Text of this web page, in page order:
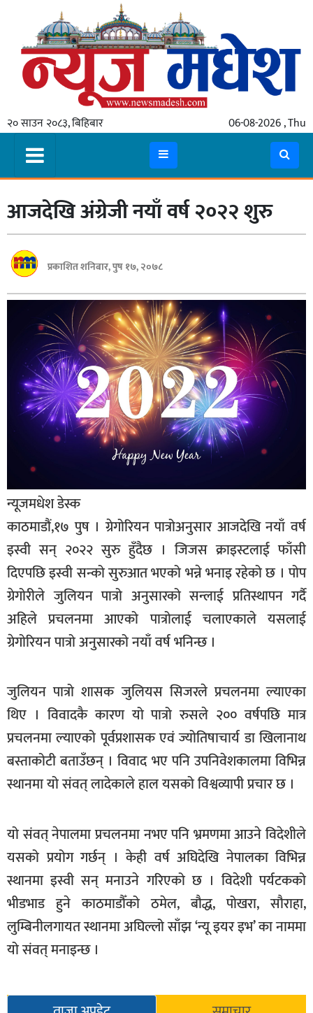
२० साउन २०८३, बिहिबार 06-08-2026 , Thu
गृहपृष्ठ
स्थानीय
प्रदेश
मधेश
प्रदेश
लुम्बिनी
गण्डकी
बागमती
कर्णाली
सुदूरपश्चिम
मधेश
विशेष
समाचार
राष्ट्रिय
अन्तराष्ट्रिय
अन्तरबार्ता
अर्थ
खेलकुद
फोटो
/
भिडियो
अन्य
समाज
विचार
स्वास्थ्य
आजदेखि अंग्रेजी नयाँ वर्ष २०२२ शुरु
प्रकाशित शनिबार, पुष १७, २०७८
न्यूजमधेश डेस्क
काठमाडौं,१७ पुष । ग्रेगोरियन पात्रोअनुसार आजदेखि नयाँ वर्ष
इस्वी सन् २०२२ सुरु हुँदैछ । जिजस क्राइस्टलाई फाँसी
दिएपछि इस्वी सन्को सुरुआत भएको भन्ने भनाइ रहेको छ । पोप
ग्रेगोरीले जुलियन पात्रो अनुसारको सन्लाई प्रतिस्थापन गर्दै
अहिले प्रचलनमा आएको पात्रोलाई चलाएकाले यसलाई
ग्रेगोरियन पात्रो अनुसारको नयाँ वर्ष भनिन्छ ।
जुलियन पात्रो शासक जुलियस सिजरले प्रचलनमा ल्याएका
थिए । विवादकै कारण यो पात्रो रुसले २०० वर्षपछि मात्र
प्रचलनमा ल्याएको पूर्वप्रशासक एवं ज्योतिषाचार्य डा खिलानाथ
बस्ताकोटी बताउँछन् । विवाद भए पनि उपनिवेशकालमा विभिन्न
स्थानमा यो संवत् लादेकाले हाल यसको विश्वव्यापी प्रचार छ ।
यो संवत् नेपालमा प्रचलनमा नभए पनि भ्रमणमा आउने विदेशीले
यसको प्रयोग गर्छन् । केही वर्ष अघिदेखि नेपालका विभिन्न
स्थानमा इस्वी सन् मनाउने गरिएको छ । विदेशी पर्यटकको
भीडभाड हुने काठमाडौँको ठमेल, बौद्ध, पोखरा, सौराहा,
लुम्बिनीलगायत स्थानमा अघिल्लो साँझ ‘न्यू इयर इभ’ का नाममा
यो संवत् मनाइन्छ ।